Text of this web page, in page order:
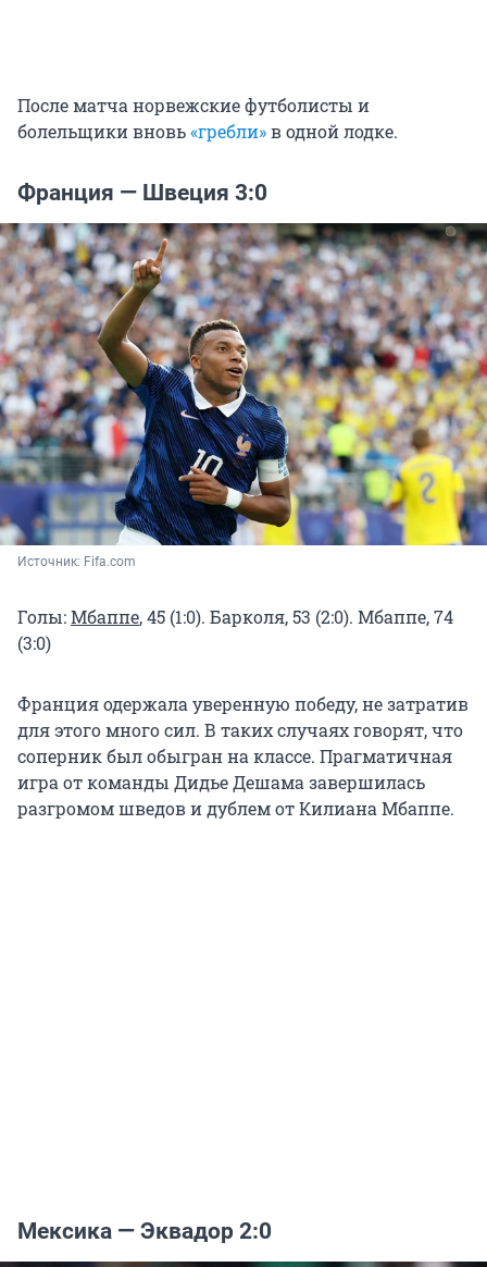
После матча норвежские футболисты и
болельщики вновь«гребли»в одной лодке.
Франция — Швеция 3:0
Источник: Fifa.com
Голы:Мбаппе, 45 (1:0). Барколя, 53 (2:0). Мбаппе, 74
(3:0)
Франция одержала уверенную победу, не затратив
для этого много сил. В таких случаях говорят, что
соперник был обыгран на классе. Прагматичная
игра от команды Дидье Дешама завершилась
разгромом шведов и дублем от Килиана Мбаппе.
Мексика — Эквадор 2:0